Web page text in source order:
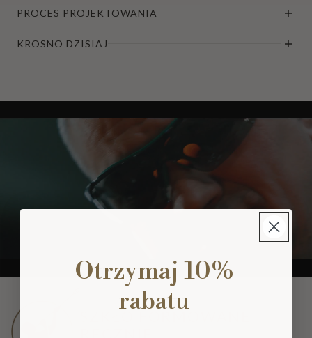
PROCES PROJEKTOWANIA
KROSNO DZISIAJ
Otrzymaj 10%
rabatu